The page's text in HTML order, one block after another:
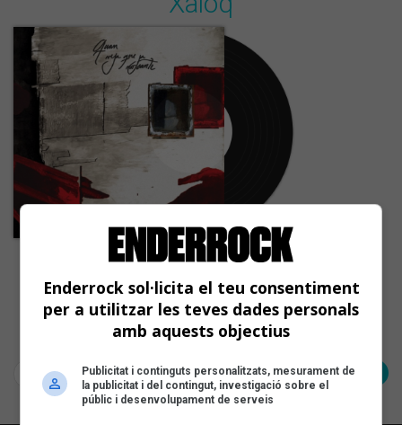
Quan veja que ja no cante
Pàgina 1 de 1
< Anterior Següent >
Enderrock sol·licita el teu consentiment
per a utilitzar les teves dades personals
amb aquests objectius
Publicitat i continguts personalitzats, mesurament de
la publicitat i del contingut, investigació sobre el
públic i desenvolupament de serveis